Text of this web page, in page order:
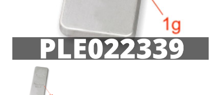
produit